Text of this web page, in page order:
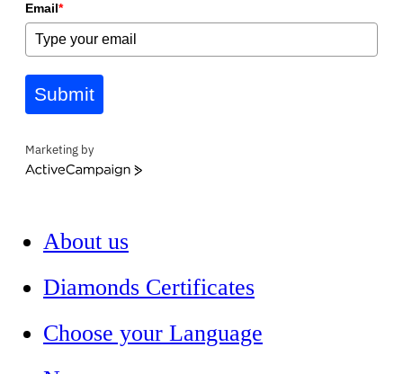
Email*
Submit
Marketing by
ActiveCampaign
About us
Diamonds Certificates
Choose your Language